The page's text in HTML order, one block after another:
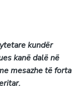
kundër
kanë dalë në
mesazhe të forta